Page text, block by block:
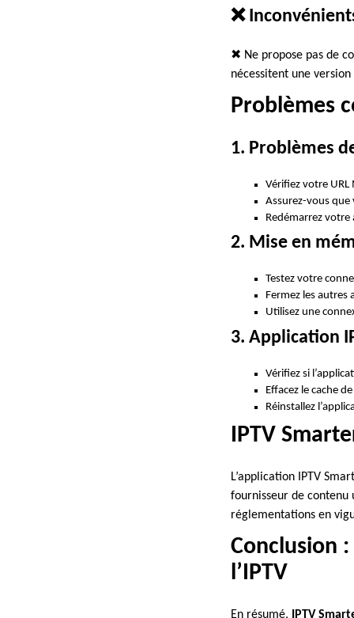
❌
✖ Ne propose pas de
nécessitent une
Problèmes
1. Problèmes
Vérifiez votre
Assurez-vous
Redémarrez
2. Mise en
Testez votre
Fermez les autres
Utilisez une
3. Application
Vérifiez si
Effacez le cache
Réinstallez
IPTV
L’application IPTV
fournisseur de contenu
réglementations en
Conclusion
l’IPTV
En résumé, IPTV